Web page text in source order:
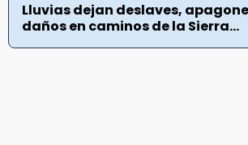
Lluvias dejan deslaves,
daños en caminos de la Sierra...